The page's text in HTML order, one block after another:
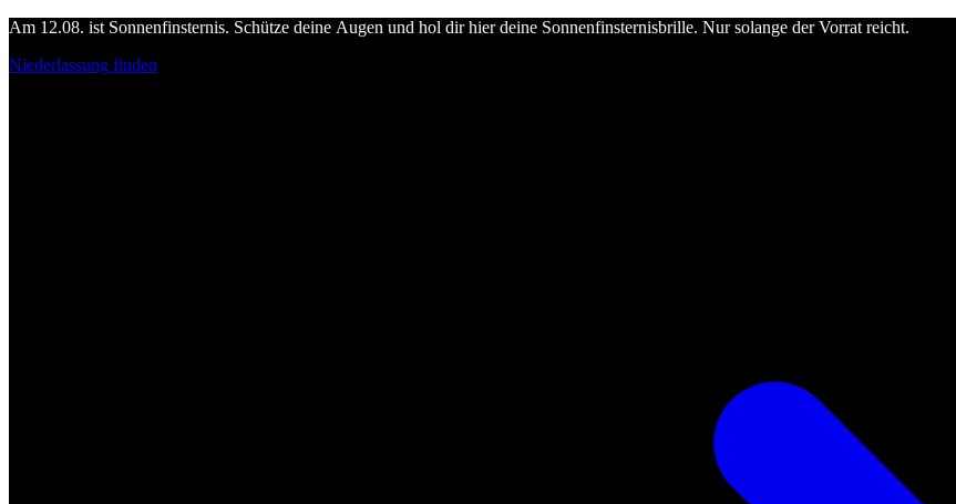
Am 12.08. ist Sonnenfinsternis. Schütze deine Augen und hol dir hier deine Sonnenfinsternisbrille. Nur solange der Vorrat reicht.
Niederlassung finden